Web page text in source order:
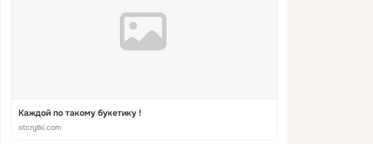
Каждой по такому букетику !
otcrytki.com